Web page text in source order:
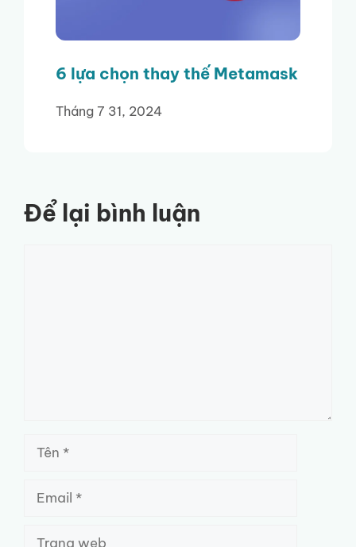
6 lựa chọn thay thế Metamask
Tháng 7 31, 2024
Để lại bình luận